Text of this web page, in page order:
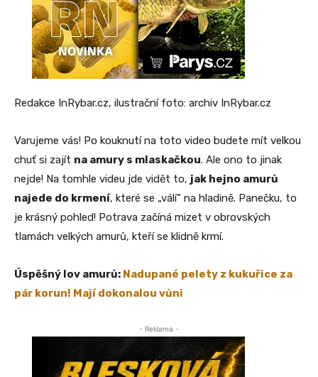
Redakce InRybar.cz, ilustrační foto: archiv InRybar.cz
Varujeme vás! Po kouknutí na toto video budete mít velkou
chuť si zajít na amury s mlaskačkou. Ale ono to jinak
nejde! Na tomhle videu jde vidět to, jak hejno amurů
najede do krmení, které se „válí“ na hladině. Panečku, to
je krásný pohled! Potrava začíná mizet v obrovských
tlamách velkých amurů, kteří se klidně krmí.
Úspěšný lov amurů: Nadupané pelety z kukuřice za
pár korun! Mají dokonalou vůni
- Reklama -